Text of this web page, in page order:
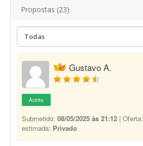
Propostas (23)
Gustavo A.
Aceita
Submetido: 08/05/2025 às 21:12 | Oferta:
estimada: Privado